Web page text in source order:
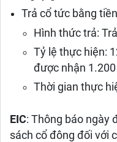
Trả cổ tức bằng
Hình thức trả:
Tỷ lệ thực hiện:
được nhận
Thời gian thực
EIC: Thông báo ngày
sách cổ đông đối với